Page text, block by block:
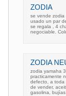
ZODIA
se vende
usado un par
se regala , 4
negociable.
ZODIA
zodia yamaha
practicamente
defecto, a toda
de vender,
gasolina,